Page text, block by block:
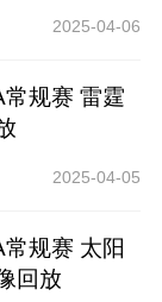
2025-04-06
规赛 雷霆
2025-04-05
规赛 太阳
回放